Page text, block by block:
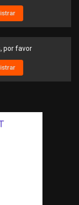
por favor